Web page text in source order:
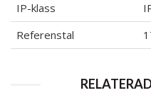
IP-klass
Referenstal